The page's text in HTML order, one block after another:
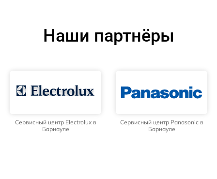
Наши партнёры
Сервисный центр Electrolux в
Барнауле
Сервисный центр Panasonic в
Барнауле